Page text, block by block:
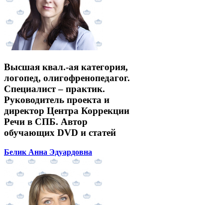
Высшая квал.-ая категория,
логопед, олигофренопедагог.
Специалист – практик.
Руководитель проекта и
директор Центра Коррекции
Речи в СПБ. Автор
обучающих DVD и статей
Белик Анна Эдуардовна